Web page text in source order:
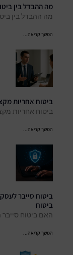
מה ההבדל בין
מה ההבדל בין
המשך קריאה...
ביטוח אחריות
ביטוח אחריות
המשך קריאה...
ביטוח סייבר
ביטוח
האם ביטוח
המשך קריאה...